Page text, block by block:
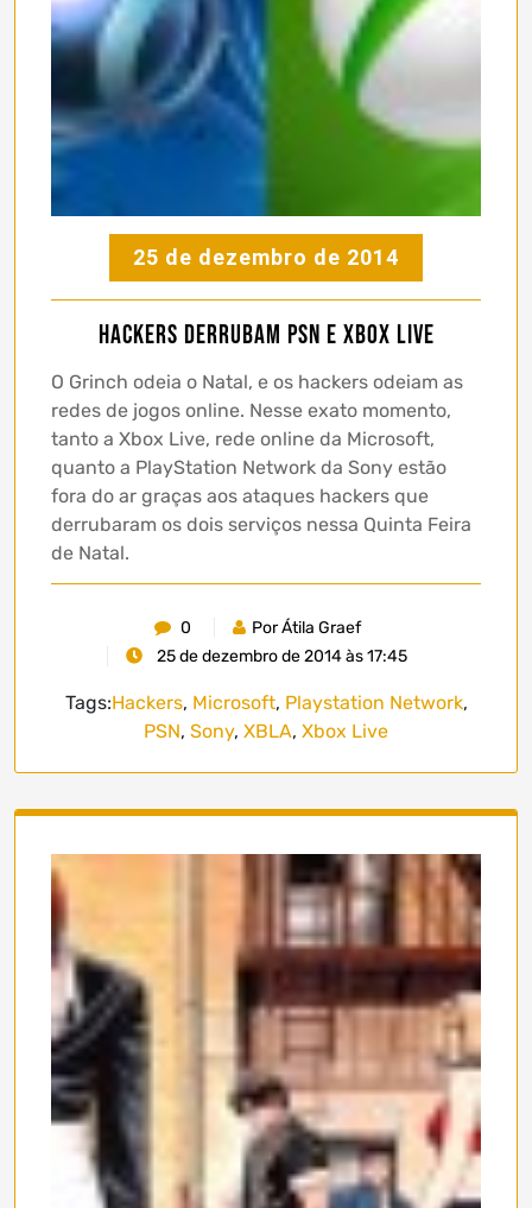
25 de dezembro de 2014
Hackers derrubam PSN e Xbox Live
O Grinch odeia o Natal, e os hackers odeiam as
redes de jogos online. Nesse exato momento,
tanto a Xbox Live, rede online da Microsoft,
quanto a PlayStation Network da Sony estão
fora do ar graças aos ataques hackers que
derrubaram os dois serviços nessa Quinta Feira
de Natal.
0
Por Átila Graef
25 de dezembro de 2014 às 17:45
Tags:Hackers, Microsoft, Playstation Network,
PSN, Sony, XBLA, Xbox Live